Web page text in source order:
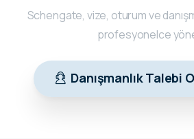
Schengate, vize, oturum ve
profesyonelce
Danışmanlık Talebi